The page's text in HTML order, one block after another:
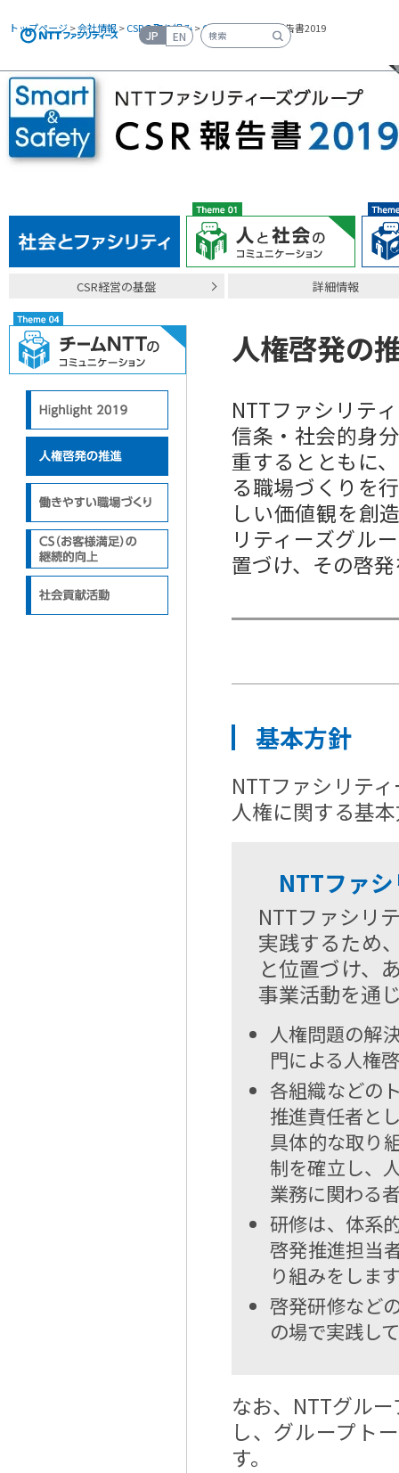
JP EN 検索キーワード入力
トップページ>会社情報>CSRの取り組み>CSR報告書> CSR報告書2019
CSR経営の基盤 詳細情報
人権啓発の
NTTファシリテ
信条・社会的身
重するとともに
る職場づくりを
しい価値観を創
リティーズグル
置づけ、その啓
基本方針
NTTファシリテ
人権に関する基
NTTファ
NTTファシリ
実践するため
と位置づけ、
事業活動を通
人権問題の解
門による人権
各組織などの
推進責任者と
具体的な取り
制を確立し、
業務に関わる
研修は、体系
啓発推進担当
り組みをしま
啓発研修など
の場で実践し
なお、NTTグル
し、グループト
す。